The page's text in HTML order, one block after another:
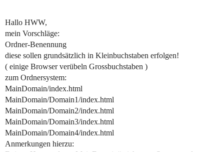
Hallo HWW,
mein Vorschläge:
Ordner-Benennung
diese sollen grundsätzlich in Kleinbuchstaben erfolgen!
( einige Browser verübeln Grossbuchstaben )
zum Ordnersystem:
MainDomain/index.html
MainDomain/Domain1/index.html
MainDomain/Domain2/index.html
MainDomain/Domain3/index.html
MainDomain/Domain4/index.html
Anmerkungen hierzu: